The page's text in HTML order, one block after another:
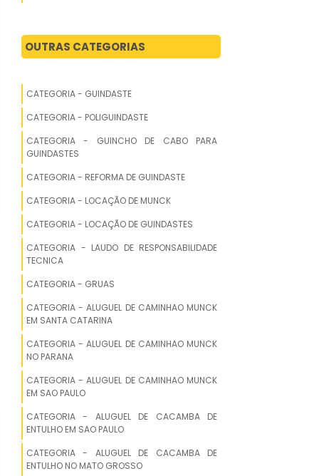
ALUGUEL DE CAMINHAO MUNCK EM
MOGI DAS CRUZES
DIADEMA
JUNDIAI
ALUGUEL DE CAMINHAO MUNCK EM
ALUGUEL DE CAMINHAO MUNCK EM
BAURU
ALUGUEL DE CAMINHAO MUNCK EM
ALUGUEL DE CAMINHAO MUNCK EM SAO
VICENTE
FRANCA
ALUGUEL DE CAMINHAO MUNCK EM
GUARUJA
OUTRAS CATEGORIAS
CATEGORIA - GUINDASTE
CATEGORIA - POLIGUINDASTE
CATEGORIA - GUINCHO DE CABO PARA
GUINDASTES
CATEGORIA - REFORMA DE GUINDASTE
CATEGORIA - LOCAÇÃO DE MUNCK
CATEGORIA - LOCAÇÃO DE GUINDASTES
CATEGORIA - LAUDO DE RESPONSABILIDADE
TECNICA
CATEGORIA - GRUAS
CATEGORIA - ALUGUEL DE CAMINHAO MUNCK
EM SANTA CATARINA
CATEGORIA - ALUGUEL DE CAMINHAO MUNCK
NO PARANA
CATEGORIA - ALUGUEL DE CAMINHAO MUNCK
EM SAO PAULO
CATEGORIA - ALUGUEL DE CACAMBA DE
ENTULHO EM SAO PAULO
CATEGORIA - ALUGUEL DE CACAMBA DE
ENTULHO NO MATO GROSSO